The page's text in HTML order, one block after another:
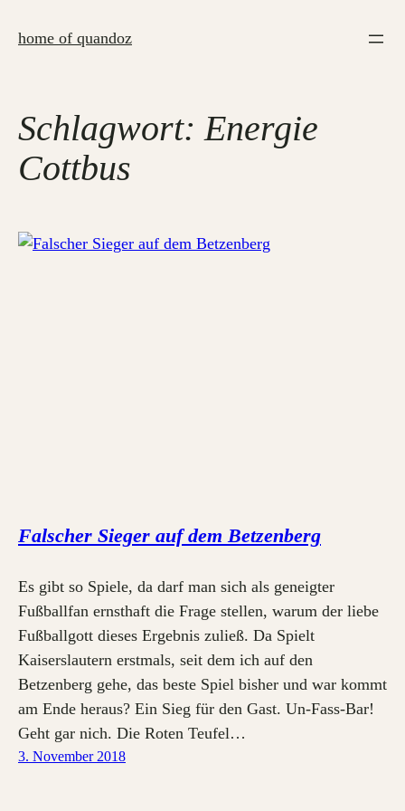
Inhalthome of quandoz
Schlagwort:Energie
Cottbus
Falscher Sieger auf dem Betzenberg
Es gibt so Spiele, da darf man sich als geneigter
Fußballfan ernsthaft die Frage stellen, warum der liebe
Fußballgott dieses Ergebnis zuließ. Da Spielt
Kaiserslautern erstmals, seit dem ich auf den
Betzenberg gehe, das beste Spiel bisher und war kommt
am Ende heraus? Ein Sieg für den Gast. Un-Fass-Bar!
Geht gar nich. Die Roten Teufel…
3. November 2018